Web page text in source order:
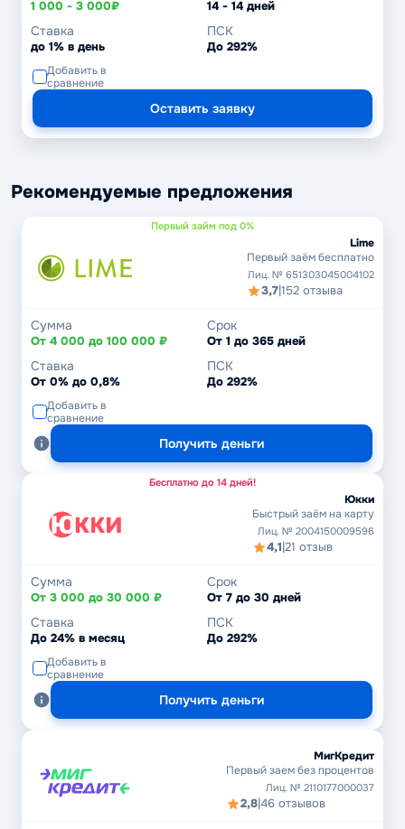
1 000 - 3 000₽ 14 - 14 дней
Ставка
до 1% в день
ПСК
До 292%
Добавить в
сравнение
Оставить заявку
Рекомендуемые предложения
Первый займ под 0%
Lime
Первый заём бесплатно
Лиц. № 651303045004102
3,7|152 отзыва
Сумма
От 4 000 до 100 000 ₽
Срок
От 1 до 365 дней
Ставка
От 0% до 0,8%
ПСК
До 292%
Добавить в
сравнение
Получить деньги
Бесплатно до 14 дней!
Юкки
Быстрый заём на карту
Лиц. № 2004150009596
4,1|21 отзыв
Сумма
От 3 000 до 30 000 ₽
Срок
От 7 до 30 дней
Ставка
До 24% в месяц
ПСК
До 292%
Добавить в
сравнение
Получить деньги
МигКредит
Первый заем без процентов
Лиц. № 2110177000037
2,8|46 отзывов